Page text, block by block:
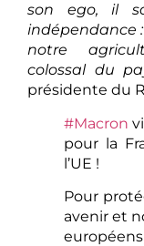
son ego, il
indépendance
notre
colossal du
présidente du
#Macron
pour la
l’UE !
Pour
avenir et